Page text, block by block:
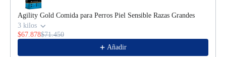
Agility Gold Comida para Perros Piel Sensible Razas Grandes
3 kilos
$67.878$71.450
Añadir